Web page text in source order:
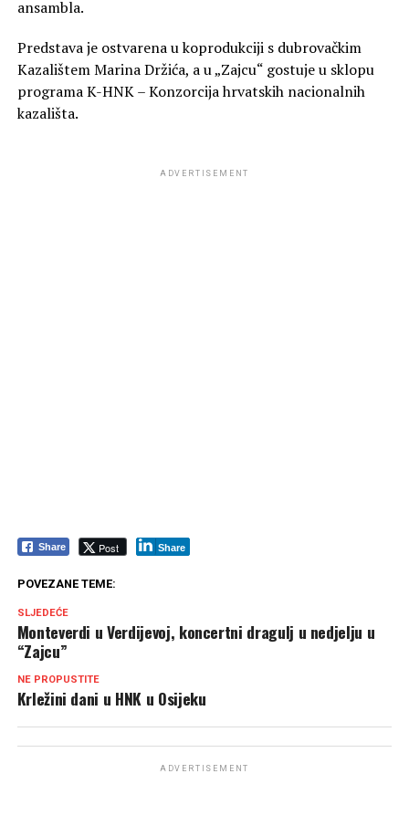
ansambla.
Predstava je ostvarena u koprodukciji s dubrovačkim
Kazalištem Marina Držića, a u „Zajcu“ gostuje u sklopu
programa K-HNK – Konzorcija hrvatskih nacionalnih
kazališta.
ADVERTISEMENT
Share Post Share
POVEZANE TEME:
SLJEDEĆE
Monteverdi u Verdijevoj, koncertni dragulj u nedjelju u
“Zajcu”
NE PROPUSTITE
Krležini dani u HNK u Osijeku
ADVERTISEMENT